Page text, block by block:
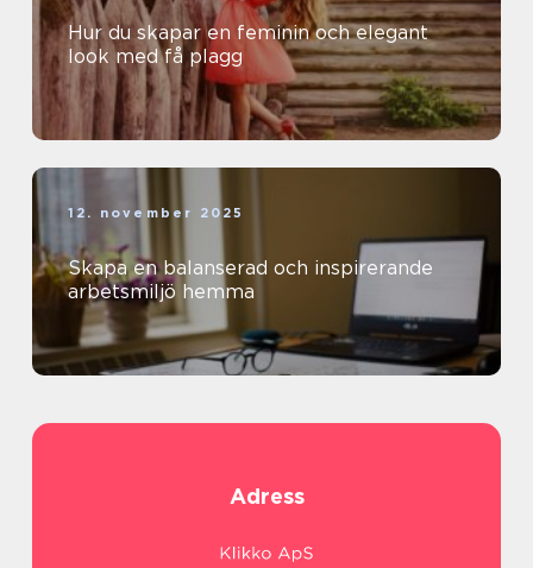
Hur du skapar en feminin och elegant
look med få plagg
12. november 2025
Skapa en balanserad och inspirerande
arbetsmiljö hemma
Adress